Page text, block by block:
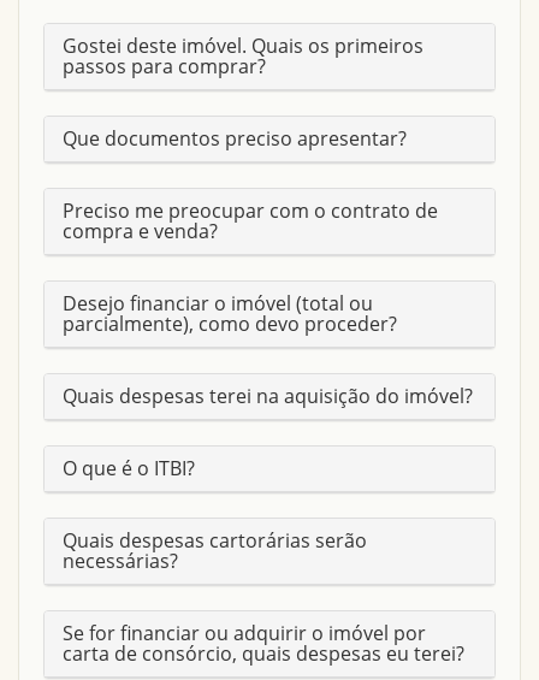
VAGAS GARAGEM 2
IDADE 30 Anos
PILOTIS Sim
DOCUMENTAÇÃO OK? Sim
ÁREA CONSTRUÍDA 120 M2
VARANDA Sim
GRADE DE PROTEÇÃO
SUÍTES-3 3
Gostei deste imóvel. Quais os primeiros
passos para comprar?
Que documentos preciso apresentar?
Preciso me preocupar com o contrato de
compra e venda?
Desejo financiar o imóvel (total ou
parcialmente), como devo proceder?
Quais despesas terei na aquisição do imóvel?
O que é o ITBI?
Quais despesas cartorárias serão
necessárias?
Se for financiar ou adquirir o imóvel por
carta de consórcio, quais despesas eu terei?